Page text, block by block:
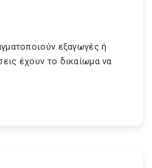
εξαγωγές ή
έχουν το δικαίωμα να